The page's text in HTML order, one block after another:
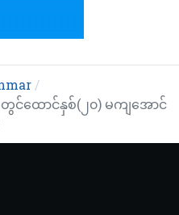
တွင်ထောင်နှစ်(၂၀) မကျအောင်